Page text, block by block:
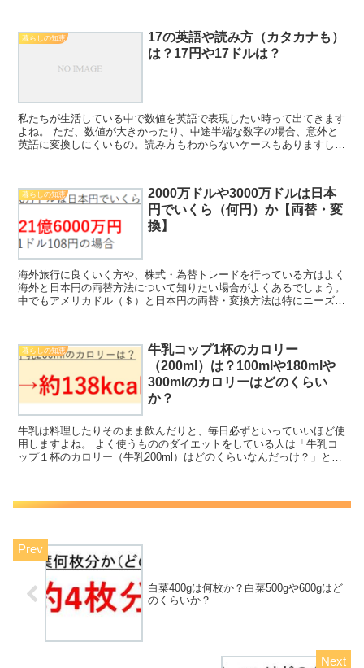
暮らしの知恵
17の英語や読み方（カタカナも）
は？17円や17ドルは？
私たちが生活している中で数値を英語で表現したい時って出てきます
よね。 ただ、数値が大きかったり、中途半端な数字の場合、意外と
英語に変換しにくいもの。読み方もわからないケースもありますし。
暮らしの知恵
2000万ドルや3000万ドルは日本
円でいくら（何円）か【両替・変
換】
海外旅行に良くいく方や、株式・為替トレードを行っている方はよく
海外と日本円の両替方法について知りたい場合がよくあるでしょう。
中でもアメリカドル（＄）と日本円の両替・変換方法は特にニーズが
暮らしの知恵
牛乳コップ1杯のカロリー
（200ml）は？100mlや180mlや
300mlのカロリーはどのくらい
か？
牛乳は料理したりそのまま飲んだりと、毎日必ずといっていいほど使
用しますよね。 よく使うもののダイエットをしている人は「牛乳コ
ップ１杯のカロリー（牛乳200ml）はどのくらいなんだっけ？」と疑
白菜400gは何枚か？白菜500gや600gはど
のくらいか？